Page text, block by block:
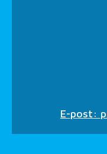
E-post: